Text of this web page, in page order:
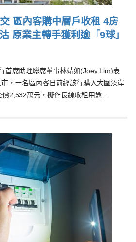
區內客購中層戶收租 4房
原業主轉手獲利逾「9球」
首席助理聯席董事林靖如(Joey Lim)表
，一名區內客日前經該行購入大圍溱岸
2,532萬元，擬作長線收租用途…